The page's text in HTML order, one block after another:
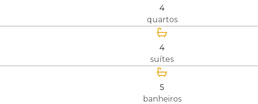
4
quartos
4
suítes
5
banheiros